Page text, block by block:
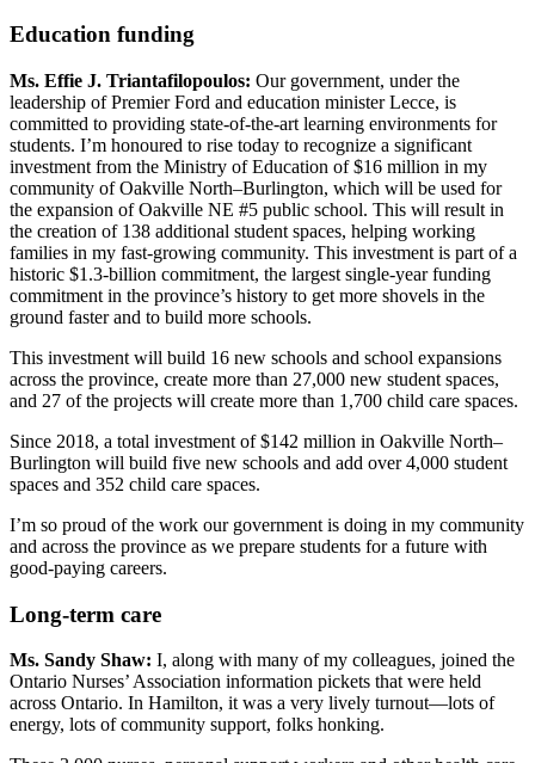
Education funding
Ms. Effie J. Triantafilopoulos: Our government, under the
leadership of Premier Ford and education minister Lecce, is
committed to providing state-of-the-art learning environments for
students. I’m honoured to rise today to recognize a significant
investment from the Ministry of Education of $16 million in my
community ofOakville North–Burlington, which will be used for
the expansion of Oakville NE #5 public school. This will result in
the creation of 138 additional student spaces, helping working
families in my fast-growing community. This investment is part of a
historic $1.3-billion commitment, the largest single-year funding
commitment in the province’s history to get more shovels in the
ground faster and to build more schools.
This investment will build 16 new schools and school expansions
across the province, create more than 27,000 new student spaces,
and 27 of the projects will create more than 1,700 child care spaces.
Since 2018, a total investment of $142 million in Oakville North–
Burlington will build five new schools and add over 4,000 student
spaces and 352 child care spaces.
I’m so proud of the work our government is doing in my community
and across the province as we prepare students for a future with
good-paying careers.
Long-term care
Ms. Sandy Shaw: I, along with many of my colleagues, joined the
Ontario Nurses’ Association information pickets that were held
across Ontario. In Hamilton, it was a very lively turnout—lots of
energy, lots of community support, folks honking.